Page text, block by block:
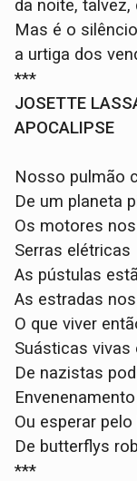
da noite, talvez,
Mas é o
a urtiga dos
***
JOSETTE
APOCALIPSE
Nosso pulmão
De um planeta
Os motores
Serras elétricas
As pústulas
As estradas
O que viver
Suásticas
De nazistas
Ou esperar
De butterflys
***